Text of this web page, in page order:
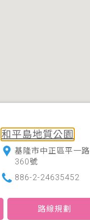
和平島地質公園
基隆市中正區平一路
360號
886-2-24635452
路線規劃